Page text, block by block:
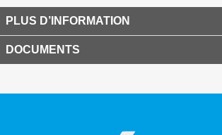
PLUS D’INFORMATION
DOCUMENTS